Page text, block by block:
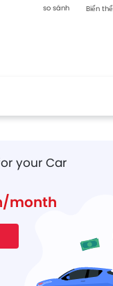
so sánh Biến thể
your Car
month